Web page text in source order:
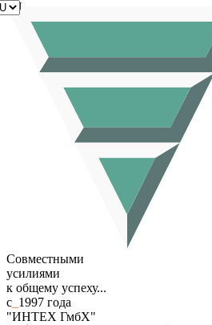
Совместными
усилиями
к общему успеху...
с 1997 года
"ИНТЕХ ГмбХ"
RU